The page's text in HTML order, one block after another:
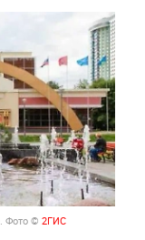
Фото © 2ГИС